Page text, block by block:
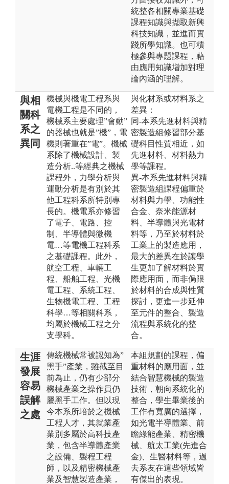
統整各相關專業基礎
課程知識與擷取新興
科技知識，並進而實
踐所學知識。也可積
極參與專題課程，藉
由應用知識增加對理
論內涵的理解。
與相
關科
系之
異同
機械與機電工程系與
電機工程是不同的，
機械系主要處理”會動”
的器械也就是”機”，電
機則著重在”電”。機械
系除了機械設計、製
造分析..等經典之機械
課程外，力學分析與
運動分析是有別於其
他工程科系所特別專
長的。機電系亦修習
了電子、電路、控
制、半導體與微機
電…等電機工程科系
之基礎課程。此外，
航空工程、車輛工
程、船舶工程、光機
電工程、系統工程、
生物機電工程、工程
科學…等相關科系，
均屬於機械工程之分
支學科。
與化材系或材料系之
差異：
同-本系先進材料與精
密製造組修習部分基
礎科目性質相近，如
先進材料、材料熱力
學等課程。
異-本系先進材料與精
密製造組課程偏重於
材料與力學、功能性
合金、奈米能源材
料、半導體與光電材
料等，乃至於材料於
工業上的製造應用，
最大的差異在於讓學
生更加了解材料於實
際應用面，而非侷限
於材料的合成與性質
探討，更進一步延伸
至元件的整合、製造
流程與系統化的整
合。
生涯
發展
容易
誤解
之處
傳統機械常被認知為”
黑手”產業，雖截至目
前為止，仍有少部分
機械產業之操作員仍
屬黑手工作。但以現
今本系所培於之機械
工程人才，其就業產
業別多屬於高科技產
業，包含半導體產業
之設備、製程工程
師，以及精密機械產
業及智慧製造產業，
本組規劃的課程，偏
重材料的應用面，並
結合智慧機械的製造
技術，朝向系統化的
整合，學生畢業後的
工作有寬廣的選擇，
如光電半導體業、前
瞻綠能產業、精密機
械、航太工業(先進合
金)、生醫材料等，過
去系友在這些領域皆
有傑出的表現。